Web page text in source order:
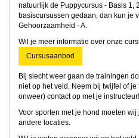
natuurlijk de Puppycursus - Basis 1,
basiscursussen gedaan, dan kun je
Gehoorzaamheid - A.
Wil je meer informatie over onze
Cursusaanbod
Bij slecht weer gaan de trainingen
niet op het veld. Neem bij twijfel of
onweer) contact op met je instructeur!
Voor sporten met je hond moeten
andere locaties.